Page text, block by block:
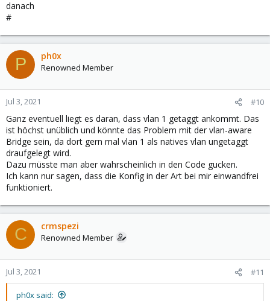
danach
#
P ph0x
Renowned Member
Jul 3, 2021 #10
Ganz eventuell liegt es daran, dass vlan 1 getaggt ankommt. Das
ist höchst unüblich und könnte das Problem mit der vlan-aware
Bridge sein, da dort gern mal vlan 1 als natives vlan ungetaggt
draufgelegt wird.
Dazu müsste man aber wahrscheinlich in den Code gucken.
Ich kann nur sagen, dass die Konfig in der Art bei mir einwandfrei
funktioniert.
C crmspezi
Renowned Member
Jul 3, 2021 #11
ph0x said: